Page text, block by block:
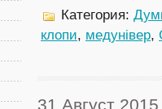
Категория:
клопи, медунівер,
31 Август 2015